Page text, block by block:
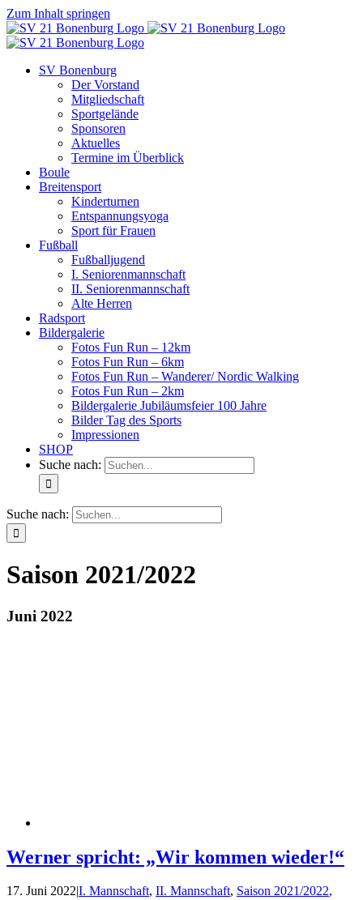
Zum Inhalt springen
SV Bonenburg
Der Vorstand
Mitgliedschaft
Sportgelände
Sponsoren
Aktuelles
Termine im Überblick
Boule
Breitensport
Kinderturnen
Entspannungsyoga
Sport für Frauen
Fußball
Fußballjugend
I. Seniorenmannschaft
II. Seniorenmannschaft
Alte Herren
Radsport
Bildergalerie
Fotos Fun Run – 12km
Fotos Fun Run – 6km
Fotos Fun Run – Wanderer/ Nordic Walking
Fotos Fun Run – 2km
Bildergalerie Jubiläumsfeier 100 Jahre
Bilder Tag des Sports
Impressionen
SHOP
Suche nach:
Suche nach:
Saison 2021/2022
Juni 2022
Werner spricht: „Wir kommen wieder!“
17. Juni 2022|I. Mannschaft, II. Mannschaft, Saison 2021/2022,